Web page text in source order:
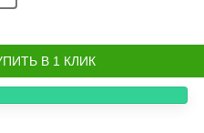
В 1 КЛИК